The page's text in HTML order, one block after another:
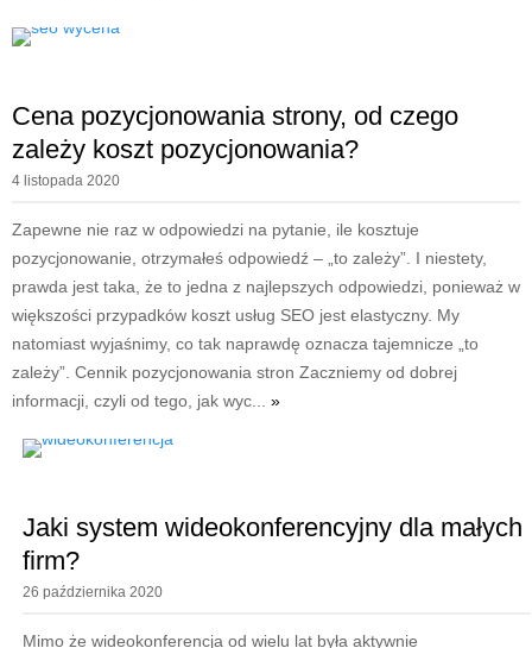
Cena pozycjonowania strony, od czego
zależy koszt pozycjonowania?
4 listopada 2020
Zapewne nie raz w odpowiedzi na pytanie, ile kosztuje
pozycjonowanie, otrzymałeś odpowiedź – „to zależy”. I niestety,
prawda jest taka, że to jedna z najlepszych odpowiedzi, ponieważ w
większości przypadków koszt usług SEO jest elastyczny. My
natomiast wyjaśnimy, co tak naprawdę oznacza tajemnicze „to
zależy”. Cennik pozycjonowania stron Zaczniemy od dobrej
informacji, czyli od tego, jak wyc... »
Jaki system wideokonferencyjny dla małych
firm?
26 października 2020
Mimo że wideokonferencja od wielu lat była aktywnie